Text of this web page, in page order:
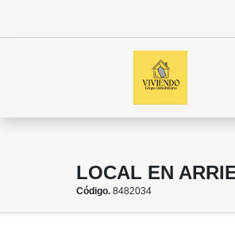
LOCAL EN
Código. 8482034